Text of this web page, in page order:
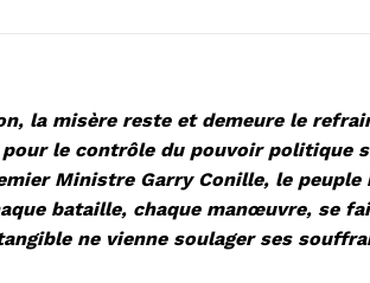
la misère reste et demeure le
le contrôle du pouvoir politique
Ministre Garry Conille, le
bataille, chaque manœuvre, se
ne vienne soulager ses